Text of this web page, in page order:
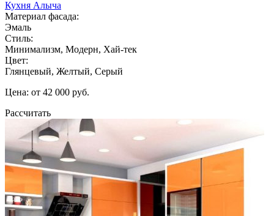
Кухня Алыча
Материал фасада:
Эмаль
Стиль:
Минимализм, Модерн, Хай-тек
Цвет:
Глянцевый, Желтый, Серый
Цена: от 42 000 руб.
Рассчитать